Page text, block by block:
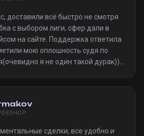
доставили всё быстро не смотря
с выбором лиги, сфер дали в
на сайте. Поддержка ответила
мою оплошность судя по
я не один такой дурак)).
сделки, все удобно и